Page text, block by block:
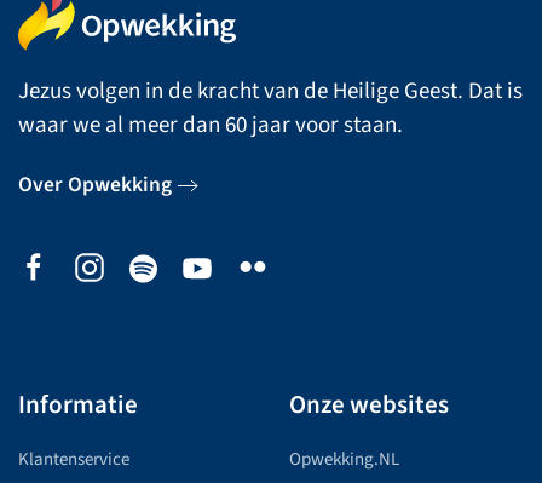
Jezus volgen in de kracht van de Heilige Geest. Dat is
waar we al meer dan 60 jaar voor staan.
Over Opwekking
Informatie
Klantenservice
Onze websites
Opwekking.NL